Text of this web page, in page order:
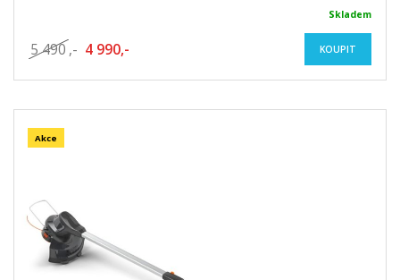
Skladem
5 490 ,- 4 990,- KOUPIT
Akce